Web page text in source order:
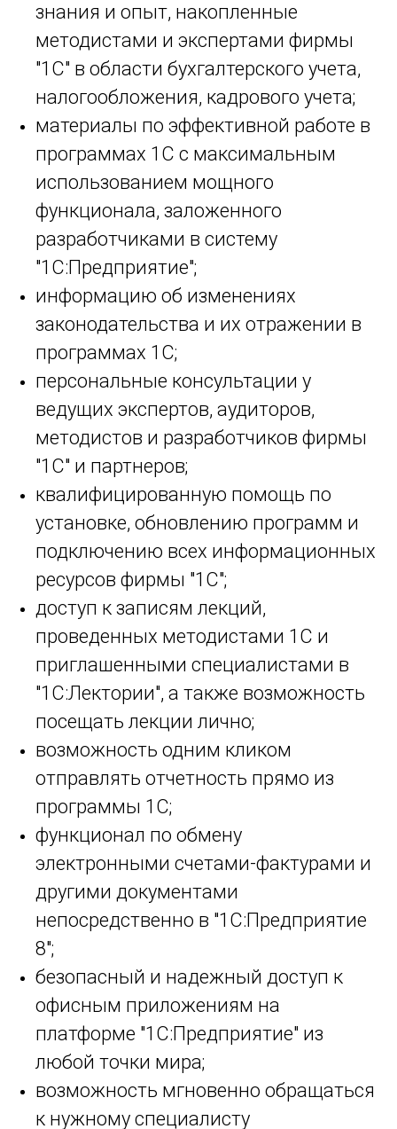
знания и опыт, накопленные
методистами и экспертами фирмы
"1С" в области бухгалтерского учета,
налогообложения, кадрового учета;
материалы по эффективной работе в
программах 1С с максимальным
использованием мощного
функционала, заложенного
разработчиками в систему
"1С:Предприятие";
информацию об изменениях
законодательства и их отражении в
программах 1С;
персональные консультации у
ведущих экспертов, аудиторов,
методистов и разработчиков фирмы
"1С" и партнеров;
квалифицированную помощь по
установке, обновлению программ и
подключению всех информационных
ресурсов фирмы "1С";
доступ к записям лекций,
проведенных методистами 1С и
приглашенными специалистами в
"1С:Лектории", а также возможность
посещать лекции лично;
возможность одним кликом
отправлять отчетность прямо из
программы 1С;
функционал по обмену
электронными счетами-фактурами и
другими документами
непосредственно в "1С:Предприятие
8";
безопасный и надежный доступ к
офисным приложениям на
платформе "1С:Предприятие" из
любой точки мира;
возможность мгновенно обращаться
к нужному специалисту